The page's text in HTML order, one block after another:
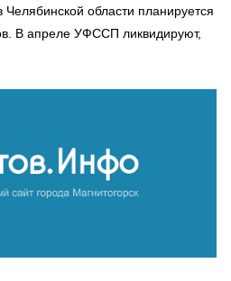
области планируется
В апреле УФССП ликвидируют,